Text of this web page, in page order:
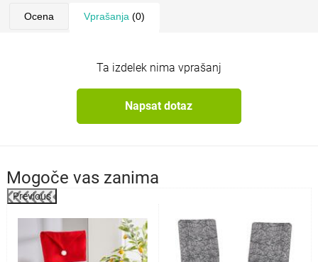
Ocena Vprašanja (0)
Ta izdelek nima vprašanj
Napsat dotaz
Mogoče vas zanima
Previous